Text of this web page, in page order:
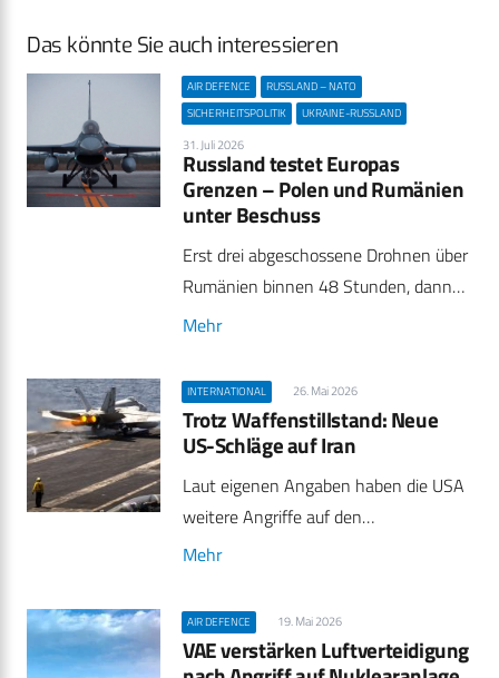
Das könnte Sie auch interessieren
AIR DEFENCE
RUSSLAND – NATO
SICHERHEITSPOLITIK
UKRAINE-RUSSLAND
31. Juli 2026
Russland testet Europas
Grenzen – Polen und Rumänien
unter Beschuss
Erst drei abgeschossene Drohnen über
Rumänien binnen 48 Stunden, dann…
Mehr
INTERNATIONAL 26. Mai 2026
Trotz Waffenstillstand: Neue
US-Schläge auf Iran
Laut eigenen Angaben haben die USA
weitere Angriffe auf den…
Mehr
AIR DEFENCE 19. Mai 2026
VAE verstärken Luftverteidigung